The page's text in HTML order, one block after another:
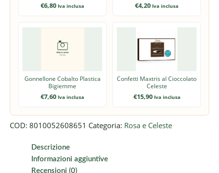
€6,80 Iva inclusa €4,20 Iva inclusa
Gonnellone Cobalto Plastica
Bigiemme
€7,60 Iva inclusa
Confetti Maxtris al Cioccolato
Celeste
€15,90 Iva inclusa
COD: 8010052608651 Categoria: Rosa e Celeste
Descrizione
Informazioni aggiuntive
Recensioni (0)